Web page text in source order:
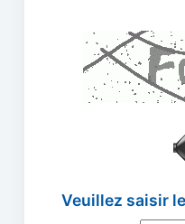
Veuillez saisir